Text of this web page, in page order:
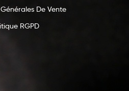
De Vente
RGPD